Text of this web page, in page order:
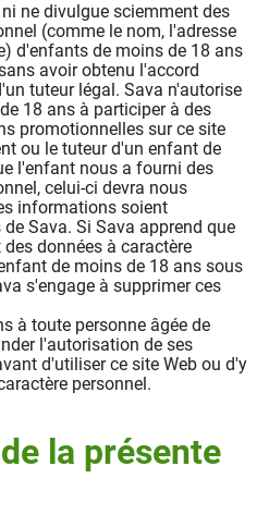
ne divulgue sciemment des
(comme le nom, l'adresse
d'enfants de moins de 18 ans
avoir obtenu l'accord
tuteur légal. Sava n'autorise
18 ans à participer à des
promotionnelles sur ce site
ou le tuteur d'un enfant de
l'enfant nous a fourni des
celui-ci devra nous
informations soient
Sava. Si Sava apprend que
données à caractère
de moins de 18 ans sous
s'engage à supprimer ces
à toute personne âgée de
l'autorisation de ses
d'utiliser ce site Web ou d'y
personnel.
la présente